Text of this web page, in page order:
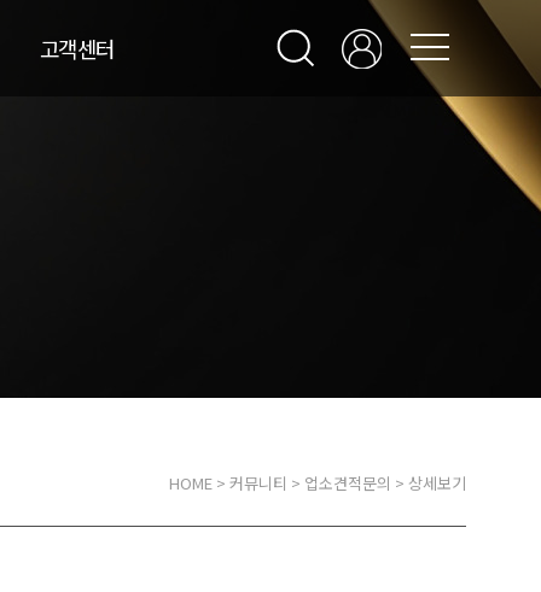
고객센터
HOME > 커뮤니티 > 업소견적문의 > 상세보기